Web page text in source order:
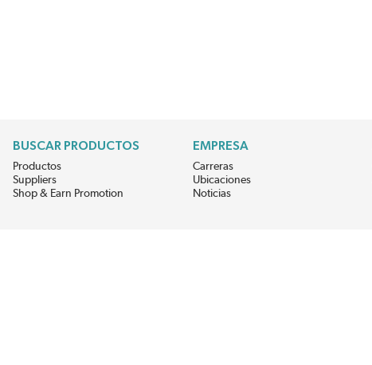
BUSCAR PRODUCTOS
Productos
Suppliers
Shop & Earn Promotion
EMPRESA
Carreras
Ubicaciones
Noticias